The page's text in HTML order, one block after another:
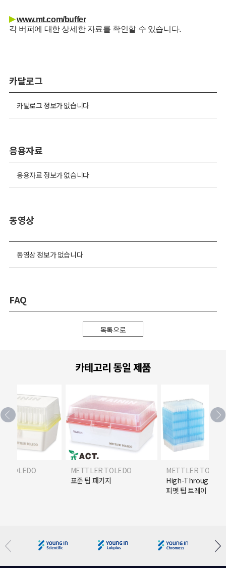
▶ www.mt.com/buffer
각 버퍼에 대한 상세한 자료를 확인할 수 있습니다.
카달로그
카탈로그 정보가 없습니다
응용자료
응용자료 정보가 없습니다
동영상
동영상 정보가 없습니다
FAQ
목록으로
카테고리 동일 제품
TOLEDO
METTLER TOLEDO
표준 팁 패키지
METTLER
High-Throughput
피펫 팁 트레이